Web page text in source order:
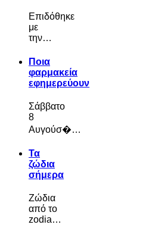
Επιδόθηκε
με
την…
Ποια
φαρμακεία
εφημερεύουν
Σάββατο
8
Αυγούσ�…
Τα
ζώδια
σήμερα
Ζώδια
από το
zodia…